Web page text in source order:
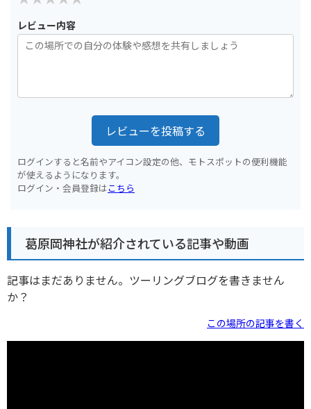
レビュー内容
レビューを投稿する
ログインすると名前やアイコン設定の他、モトスポットの便利機能
が使えるようになります。
ログイン・会員登録はこちら
葛原岡神社が紹介されている記事や動画
記事はまだありません。ツーリングブログを書きません
か？
この場所の記事を書く